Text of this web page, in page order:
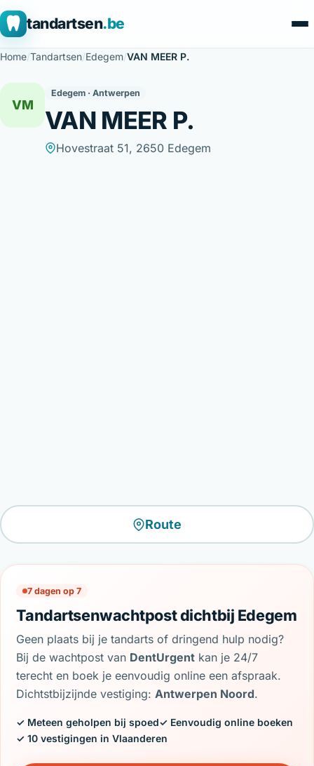
tandartsen.be
Home/Tandartsen/Edegem/VAN MEER P.
VM
Edegem · Antwerpen
VAN MEER P.
Hovestraat 51, 2650 Edegem
Route
7 dagen op 7
Tandartsenwachtpost dichtbij Edegem
Geen plaats bij je tandarts of dringend hulp nodig?
Bij de wachtpost van DentUrgent kan je 24/7
terecht en boek je eenvoudig online een afspraak.
Dichtstbijzijnde vestiging:Antwerpen Noord.
✓ Meteen geholpen bij spoed✓ Eenvoudig online boeken
✓ 10 vestigingen in Vlaanderen